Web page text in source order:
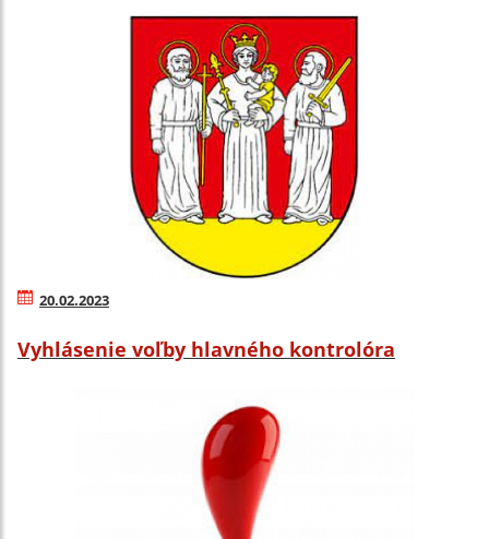
20.02.2023
Vyhlásenie voľby hlavného kontrolóra